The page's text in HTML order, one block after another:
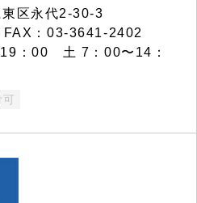
区永代2-30-3
：03-3641-2402
：00 土 7：00〜14：
可